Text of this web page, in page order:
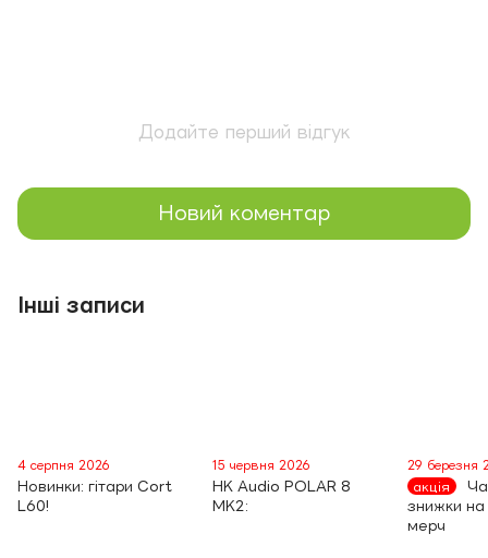
Додайте перший відгук
Новий коментар
Інші записи
4 серпня 2026
Новинки: гітари Cort
L60!
15 червня 2026
HK Audio POLAR 8
MK2:
29 березня
акція
знижки
мерч